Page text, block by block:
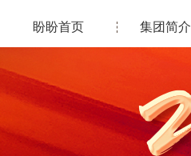
盼盼首页 集团简介